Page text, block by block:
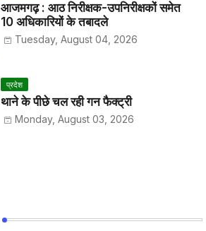
आजमगढ़ : आठ निरीक्षक-उपनिरीक्षकों समेत
10 अधिकारियों के तबादले
Tuesday, August 04, 2026
प्रदेश
थाने के पीछे चल रही गन फैक्ट्री
Monday, August 03, 2026